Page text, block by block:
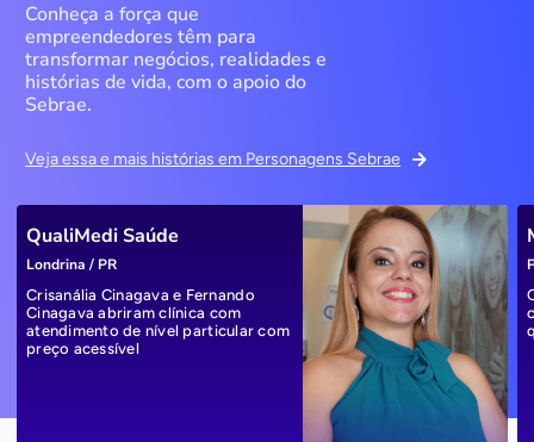
Conheça a força que
empreendedores têm para
transformar negócios, realidades e
histórias de vida, com o apoio do
Sebrae.
Veja essa e mais histórias em Personagens Sebrae
QualiMedi Saúde
Londrina / PR
Crisanália Cinagava e Fernando
Cinagava abriram clínica com
atendimento de nível particular com
preço acessível